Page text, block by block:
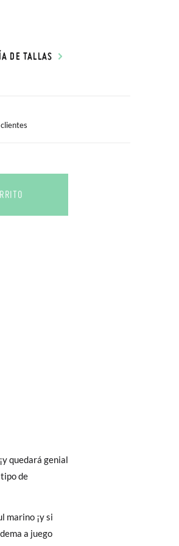
DE TALLAS
marino ¡y si
a juego
realizarlos
por muy
los zapatos que